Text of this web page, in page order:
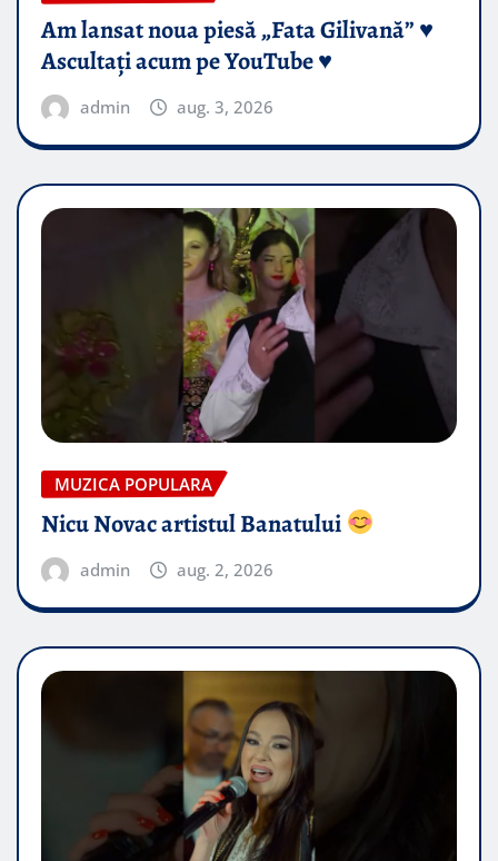
Am lansat noua piesă „Fata Gilivană” ♥️
Ascultați acum pe YouTube ♥️
admin aug. 3, 2026
MUZICA POPULARA
Nicu Novac artistul Banatului
admin aug. 2, 2026